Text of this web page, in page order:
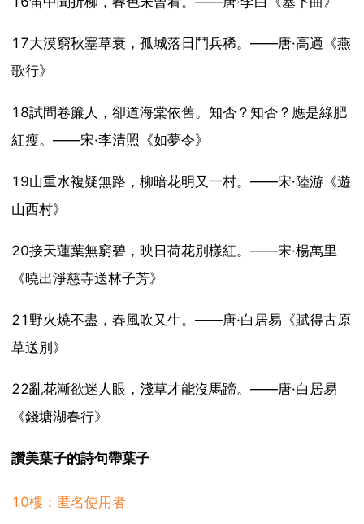
17大漠窮秋塞草衰，孤城落日鬥兵稀。——唐·高適《燕
歌行》
18試問卷簾人，卻道海棠依舊。知否？知否？應是綠肥
紅瘦。——宋·李清照《如夢令》
19山重水複疑無路，柳暗花明又一村。——宋·陸游《遊
山西村》
20接天蓮葉無窮碧，映日荷花別樣紅。——宋·楊萬里
《曉出淨慈寺送林子芳》
21野火燒不盡，春風吹又生。——唐·白居易《賦得古原
草送別》
22亂花漸欲迷人眼，淺草才能沒馬蹄。——唐·白居易
《錢塘湖春行》
讚美葉子的詩句帶葉子
10樓：匿名使用者